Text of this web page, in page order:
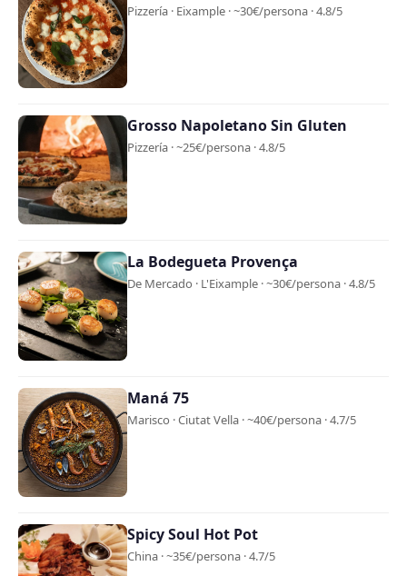
Pizzería · Eixample · ~30€/persona · 4.8/5
Grosso Napoletano Sin Gluten
Pizzería · ~25€/persona · 4.8/5
La Bodegueta Provença
De Mercado · L'Eixample · ~30€/persona · 4.8/5
Maná 75
Marisco · Ciutat Vella · ~40€/persona · 4.7/5
Spicy Soul Hot Pot
China · ~35€/persona · 4.7/5